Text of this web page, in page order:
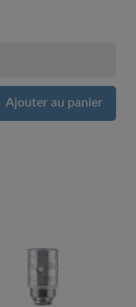
Ajouter au panier